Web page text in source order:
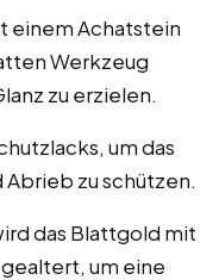
einem Achatstein
Werkzeug
zu erzielen.
um das
zu schützen.
das Blattgold mit
um eine